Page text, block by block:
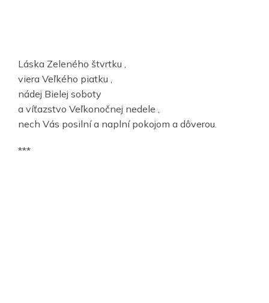
Láska Zeleného štvrtku ,
viera Veľkého piatku ,
nádej Bielej soboty
a víťazstvo Veľkonočnej nedele ,
nech Vás posilní a naplní pokojom a dôverou.
***